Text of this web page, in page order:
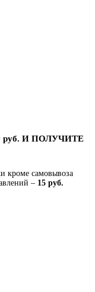
И ПОЛУЧИТЕ
кроме самовывоза
– 15 руб.